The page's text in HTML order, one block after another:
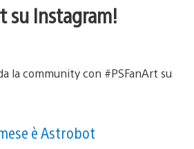
su Instagram!
è Astrobot